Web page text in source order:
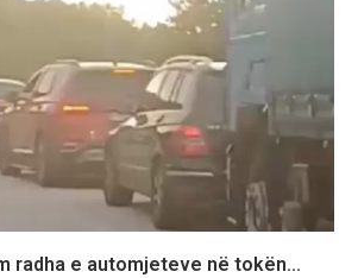
radha e automjeteve në tokën...